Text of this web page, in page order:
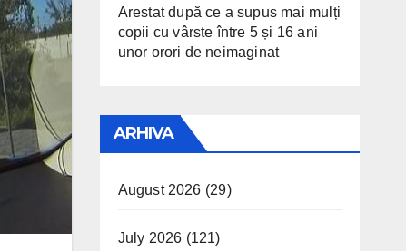
Arestat după ce a supus mai mulți
copii cu vârste între 5 și 16 ani
unor orori de neimaginat
ARHIVA
August 2026 (29)
July 2026 (121)